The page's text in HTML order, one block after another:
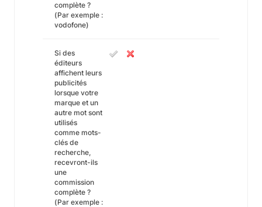
complète ?
(Par exemple :
vodofone)
Si des
éditeurs
affichent leurs
publicités
lorsque votre
marque et un
autre mot sont
utilisés
comme mots-
clés de
recherche,
recevront-ils
une
commission
complète ?
(Par exemple :